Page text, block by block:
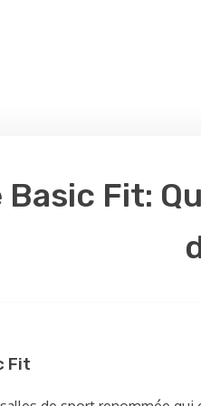
Fit:
Fit